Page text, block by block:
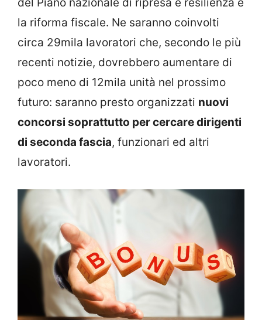
del Piano nazionale di ripresa e resilienza e
la riforma fiscale. Ne saranno coinvolti
circa 29mila lavoratori che, secondo le più
recenti notizie, dovrebbero aumentare di
poco meno di 12mila unità nel prossimo
futuro: saranno presto organizzati nuovi
concorsi soprattutto per cercare dirigenti
di seconda fascia, funzionari ed altri
lavoratori.